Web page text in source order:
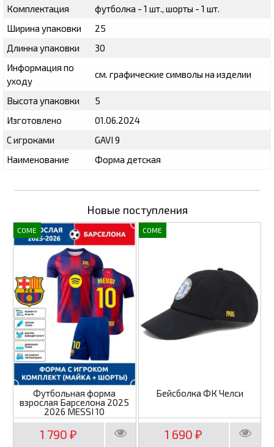
Комплектация
футболка - 1 шт., шорты - 1 шт.
Ширина упаковки
25
Длинна упаковки
30
Информация по
уходу
см. графические символы на изделии
Высота упаковки
5
Изготовлено
01.06.2024
С игроками
GAVI 9
Наименование
Форма детская
Новые поступления
COME
Футбольная форма
взрослая Барселона 2025
2026 MESSI 10
1 790₽
COME
Бейсболка ФК Челси
1 690₽